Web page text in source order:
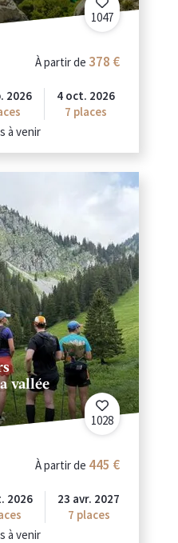
1047
À partir de 378
2026
4 oct. 2026
7 places
à venir
vallée
1028
À partir de 445
2026
23 avr. 2027
7 places
à venir